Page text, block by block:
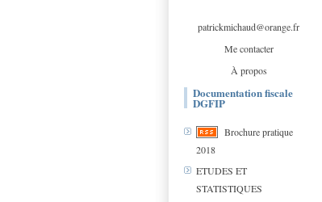
patrickmichaud@orange.fr
Me contacter
À propos
Documentation fiscale
DGFIP
Brochure pratique
2018
ETUDES ET
STATISTIQUES